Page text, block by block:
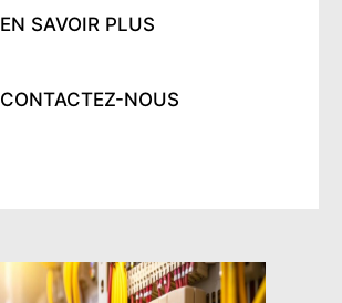
EN SAVOIR PLUS
CONTACTEZ-NOUS